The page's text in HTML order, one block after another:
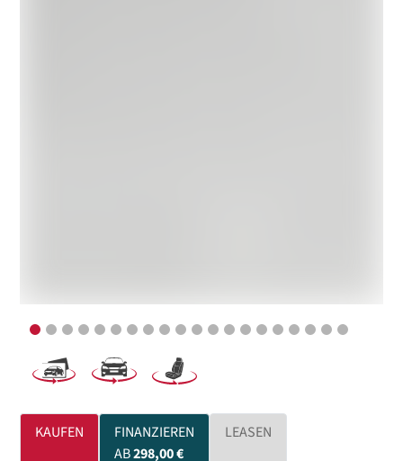
KAUFEN
FINANZIEREN
AB298,00 €
LEASEN